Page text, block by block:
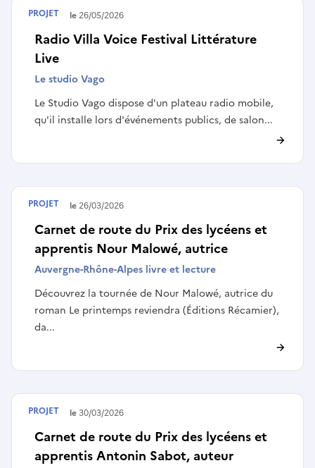
Radio Villa Voice Festival Littérature
Live
Le studio Vago
Le Studio Vago dispose d'un plateau radio mobile,
qu'il installe lors d'événements publics, de salon...
Terminé le26/05/2026
PROJET
Carnet de route du Prix des lycéens et
apprentis Nour Malowé, autrice
Auvergne-Rhône-Alpes livre et lecture
Découvrez la tournée de Nour Malowé, autrice du
roman Le printemps reviendra (Éditions Récamier),
da...
Terminé le26/03/2026
PROJET
Carnet de route du Prix des lycéens et
apprentis Antonin Sabot, auteur
Terminé le30/03/2026
PROJET